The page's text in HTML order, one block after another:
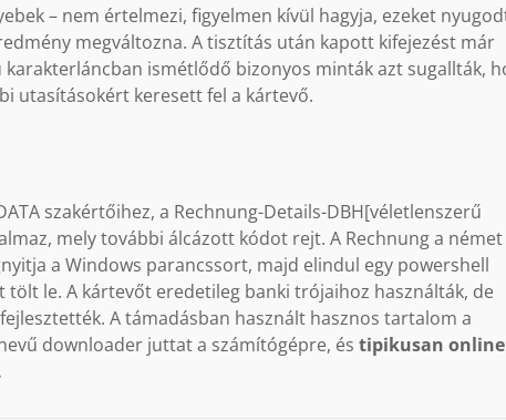
– nem értelmezi, figyelmen kívül hagyja, ezeket
megváltozna. A tisztítás után kapott kifejezést már
ismétlődő bizonyos minták azt sugallták,
utasításokért keresett fel a kártevő.
szakértőihez, a Rechnung-Details-DBH[véletlenszerű
mely további álcázott kódot rejt. A Rechnung a német
a Windows parancssort, majd elindul egy powershell
le. A kártevőt eredetileg banki trójaihoz használták, de
A támadásban használt hasznos tartalom a
downloader juttat a számítógépre, éstipikusan online